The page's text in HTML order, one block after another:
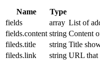
Name Type
fields
array List of
fields.content string Content
fileds.title
string Title
fileds.link
string URL that